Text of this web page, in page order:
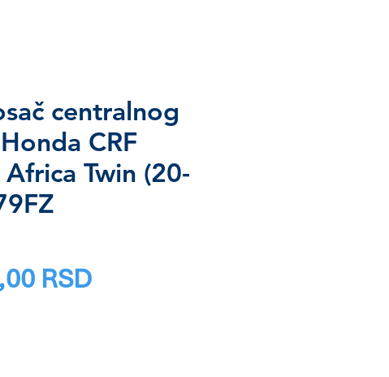
centralnog
CRF
Twin (20-
RSDPrice